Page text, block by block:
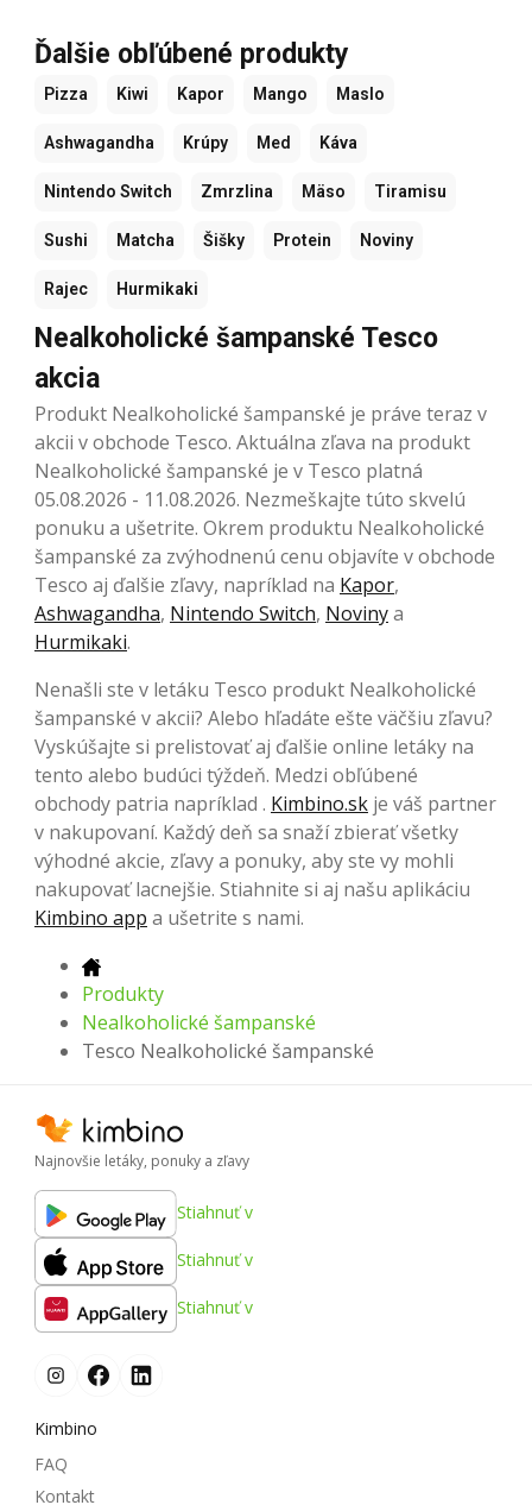
Ďalšie obľúbené produkty
Pizza Kiwi Kapor Mango Maslo
Ashwagandha Krúpy Med Káva
Nintendo Switch Zmrzlina Mäso Tiramisu
Sushi Matcha Šišky Protein Noviny
Rajec Hurmikaki
Nealkoholické šampanské Tesco
akcia
Produkt Nealkoholické šampanské je práve teraz v
akcii v obchode Tesco. Aktuálna zľava na produkt
Nealkoholické šampanské je v Tesco platná
05.08.2026 - 11.08.2026. Nezmeškajte túto skvelú
ponuku a ušetrite. Okrem produktu Nealkoholické
šampanské za zvýhodnenú cenu objavíte v obchode
Tesco aj ďalšie zľavy, napríklad na Kapor,
Ashwagandha, Nintendo Switch, Novinya
Hurmikaki.
Nenašli ste v letáku Tesco produkt Nealkoholické
šampanské v akcii? Alebo hľadáte ešte väčšiu zľavu?
Vyskúšajte si prelistovať aj ďalšie online letáky na
tento alebo budúci týždeň. Medzi obľúbené
obchody patria napríklad . Kimbino.sk je váš partner
v nakupovaní. Každý deň sa snaží zbierať všetky
výhodné akcie, zľavy a ponuky, aby ste vy mohli
nakupovať lacnejšie. Stiahnite si aj našu aplikáciu
Kimbino app a ušetrite s nami.
Produkty
Nealkoholické šampanské
Tesco Nealkoholické šampanské
Najnovšie letáky, ponuky a zľavy
Stiahnuť v
Stiahnuť v
Stiahnuť v
Kimbino
FAQ
Kontakt